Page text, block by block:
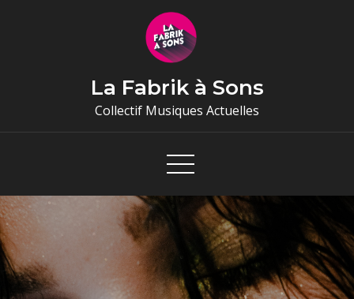
La Fabrik à Sons
Collectif Musiques Actuelles